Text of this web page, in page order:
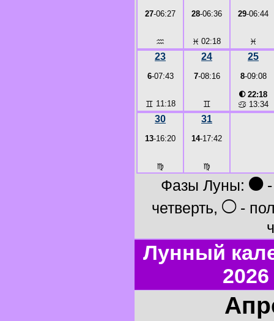
27-06:27
♒
28-06:36
♓ 02:18
29-06:44
♓
23
6-07:43
♊ 11:18
24
7-08:16
♊
25
8-09:08
◐22:18
♋ 13:34
30
13-16:20
♍
31
14-17:42
♍
Фазы Луны: ●-
четверть, ○-
Лунный